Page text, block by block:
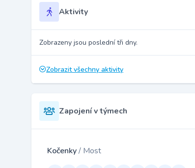
Aktivity
Zobrazeny jsou poslední tři dny.
Zobrazit všechny aktivity
Zapojení v týmech
Kočenky/ Most